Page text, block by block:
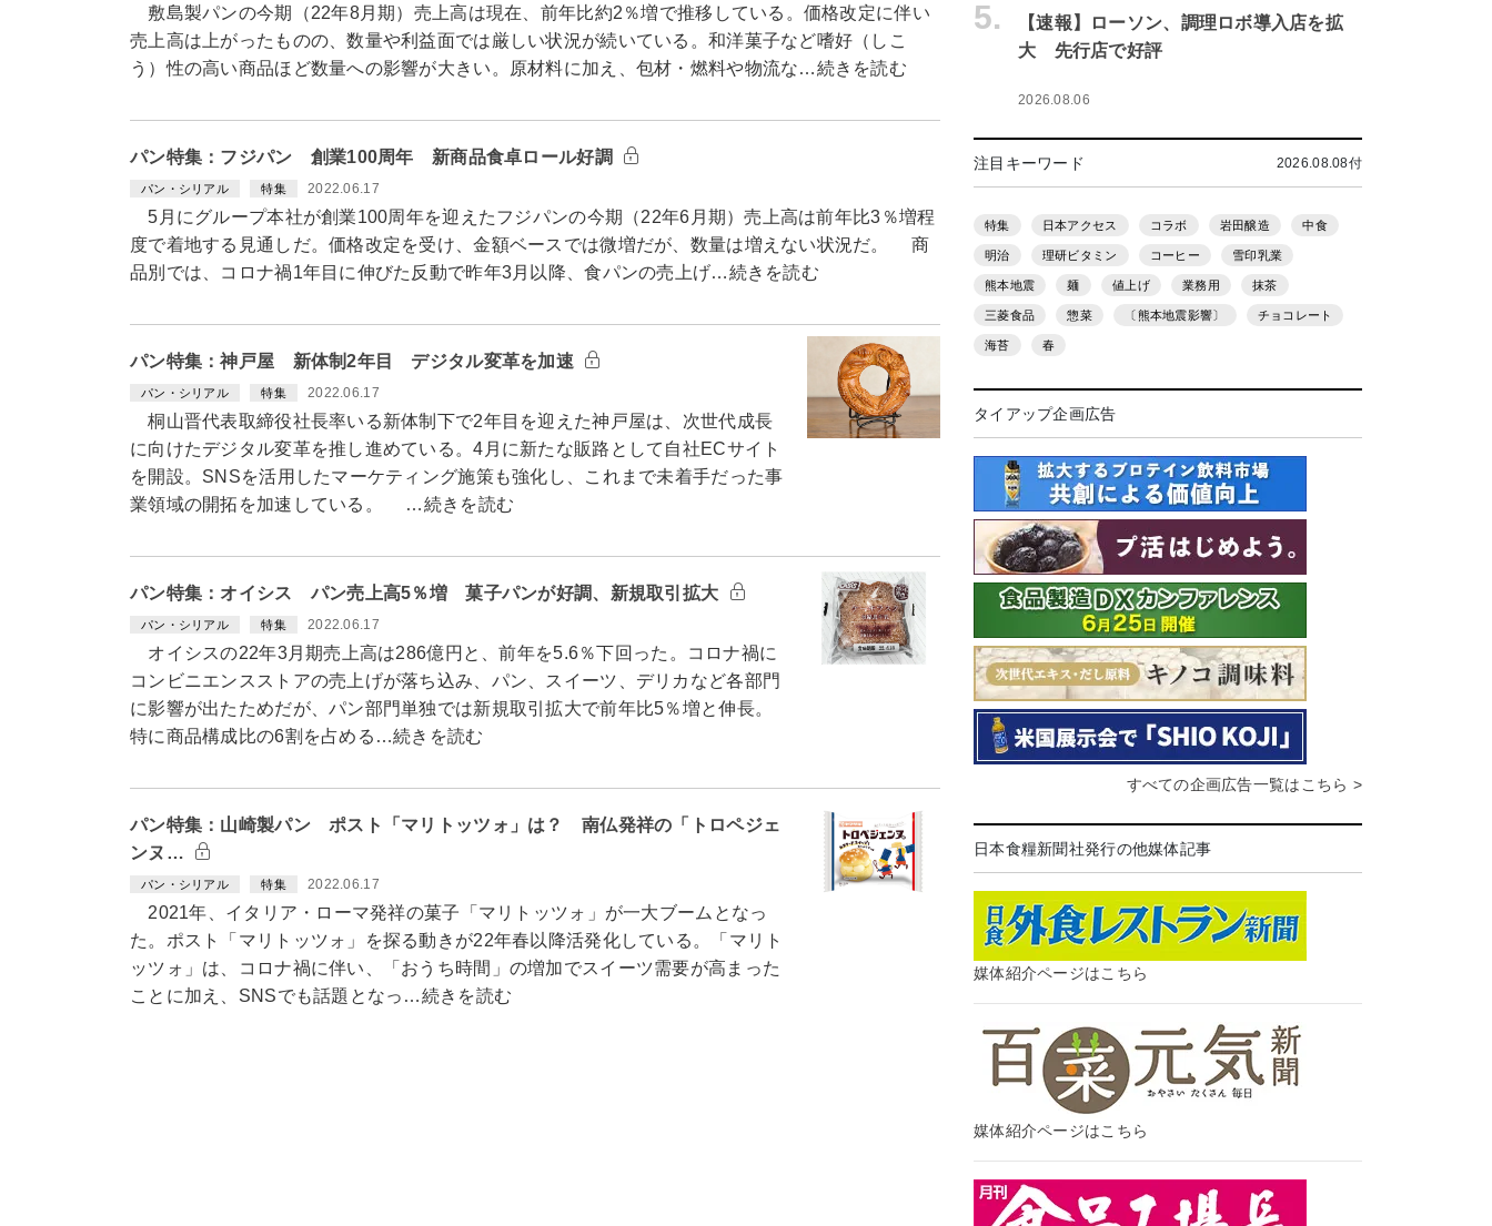
敷島製パンの今期（22年8月期）売上高は現在、前年比約2％増で推移している。価格改定に伴い
売上高は上がったものの、数量や利益面では厳しい状況が続いている。和洋菓子など嗜好（しこ
う）性の高い商品ほど数量への影響が大きい。原材料に加え、包材・燃料や物流な…続きを読む
パン特集：フジパン 創業100周年 新商品食卓ロール好調
パン・シリアル 特集 2022.06.17
5月にグループ本社が創業100周年を迎えたフジパンの今期（22年6月期）売上高は前年比3％増程
度で着地する見通しだ。価格改定を受け、金額ベースでは微増だが、数量は増えない状況だ。 商
品別では、コロナ禍1年目に伸びた反動で昨年3月以降、食パンの売上げ…続きを読む
パン特集：神戸屋 新体制2年目 デジタル変革を加速
パン・シリアル 特集 2022.06.17
桐山晋代表取締役社長率いる新体制下で2年目を迎えた神戸屋は、次世代成長
に向けたデジタル変革を推し進めている。4月に新たな販路として自社ECサイト
を開設。SNSを活用したマーケティング施策も強化し、これまで未着手だった事
業領域の開拓を加速している。 …続きを読む
パン特集：オイシス パン売上高5％増 菓子パンが好調、新規取引拡大
パン・シリアル 特集 2022.06.17
オイシスの22年3月期売上高は286億円と、前年を5.6％下回った。コロナ禍に
コンビニエンスストアの売上げが落ち込み、パン、スイーツ、デリカなど各部門
に影響が出たためだが、パン部門単独では新規取引拡大で前年比5％増と伸長。
特に商品構成比の6割を占める…続きを読む
パン特集：山崎製パン ポスト「マリトッツォ」は？ 南仏発祥の「トロペジェ
ンヌ…
パン・シリアル 特集 2022.06.17
2021年、イタリア・ローマ発祥の菓子「マリトッツォ」が一大ブームとなっ
た。ポスト「マリトッツォ」を探る動きが22年春以降活発化している。「マリト
ッツォ」は、コロナ禍に伴い、「おうち時間」の増加でスイーツ需要が高まった
ことに加え、SNSでも話題となっ…続きを読む
5.
【速報】ローソン、調理ロボ導入店を拡
大 先行店で好評
2026.08.06
注目キーワード 2026.08.08付
特集 日本アクセス コラボ 岩田醸造 中食
明治 理研ビタミン コーヒー 雪印乳業
熊本地震 麺 値上げ 業務用 抹茶
三菱食品 惣菜 〔熊本地震影響〕 チョコレート
海苔 春
タイアップ企画広告
すべての企画広告一覧はこちら >
日本食糧新聞社発行の他媒体記事
媒体紹介ページはこちら
媒体紹介ページはこちら